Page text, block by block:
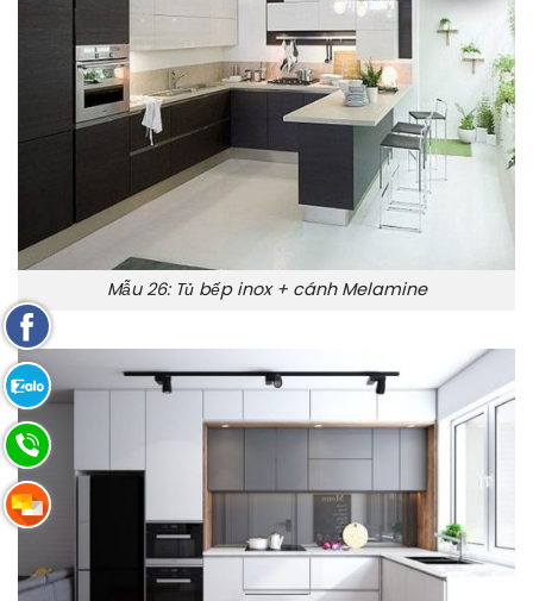
Mẫu 26: Tủ bếp inox + cánh Melamine
Fanpage
Facebook
Zalo:
0865.283.168
Hotline:
0865.283.168
Hotline: